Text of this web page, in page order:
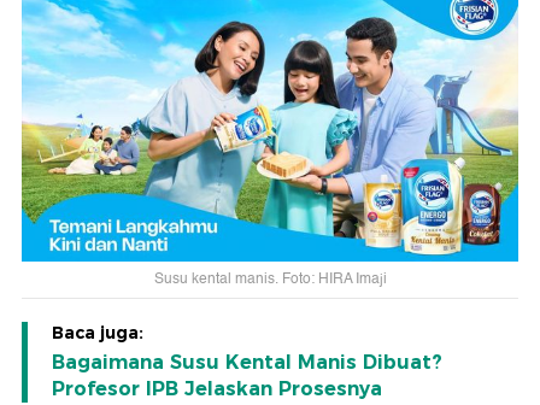
Susu kental manis. Foto: HIRA Imaji
Baca juga:
Bagaimana Susu Kental Manis Dibuat?
Profesor IPB Jelaskan Prosesnya